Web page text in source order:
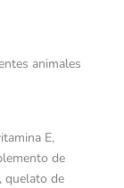
animales
E,
de
quelato de